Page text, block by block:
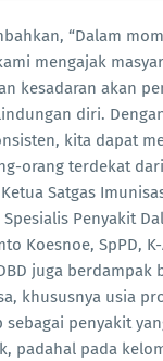
“Dalam
mengajak
kesadaran akan
diri.
kita dapat
orang terdekat
Satgas
Penyakit
Koesnoe, SpPD, K-
juga berdampak
khususnya usia
sebagai penyakit
padahal pada